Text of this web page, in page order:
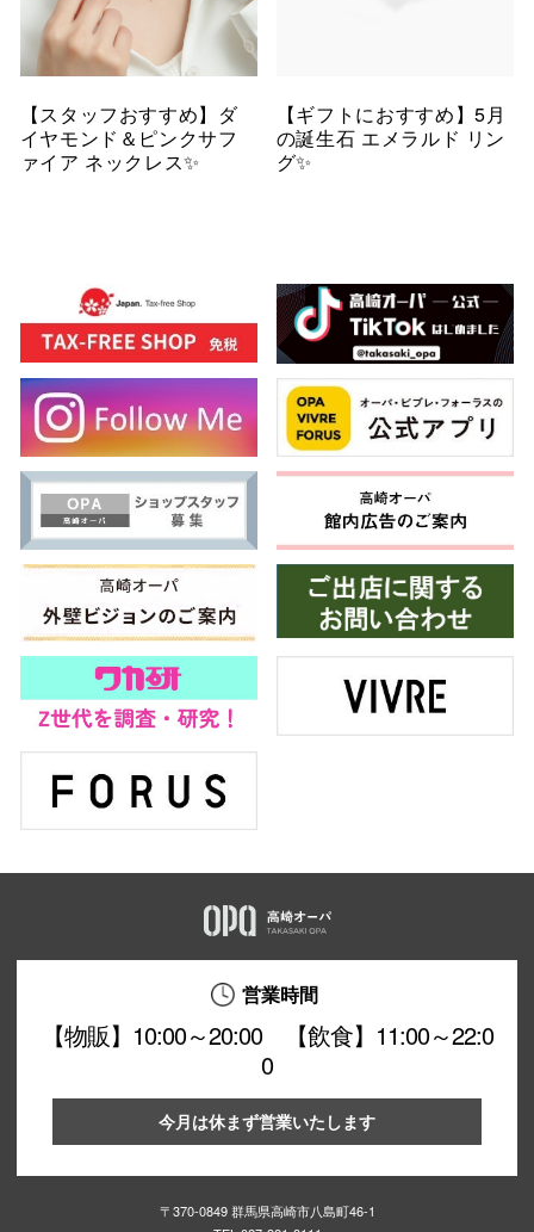
【スタッフおすすめ】ダ
イヤモンド＆ピンクサフ
ァイア ネックレス✨
【ギフトにおすすめ】5月
の誕生石 エメラルド リン
グ✨
営業時間
【物販】10:00～20:00 【飲食】11:00～22:0
0
今月は休まず営業いたします
〒370-0849 群馬県高崎市八島町46-1